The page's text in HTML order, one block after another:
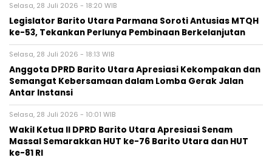
Selasa, 28 Juli 2026 - 18:20 WIB
Legislator Barito Utara Parmana Soroti Antusias MTQH
ke-53, Tekankan Perlunya Pembinaan Berkelanjutan
Selasa, 28 Juli 2026 - 18:13 WIB
Anggota DPRD Barito Utara Apresiasi Kekompakan dan
Semangat Kebersamaan dalam Lomba Gerak Jalan
Antar Instansi
Selasa, 28 Juli 2026 - 10:01 WIB
Wakil Ketua II DPRD Barito Utara Apresiasi Senam
Massal Semarakkan HUT ke-76 Barito Utara dan HUT
ke-81 RI